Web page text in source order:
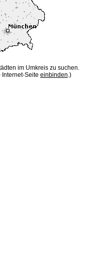
im Umkreis zu suchen.
Seite einbinden.)